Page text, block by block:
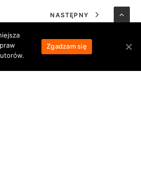
NASTĘPNY
Zgadzam się